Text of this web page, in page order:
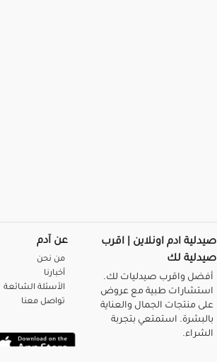
صيدلية ادم اونلاين | اقرب
صيدلية لك
أفضل واقرب صيدليات لك.
استشارات طبية مع عروض
على منتجات الجمال والعناية
بالبشرة. استمتعي بتجربة
الشراء.
عن آدم
من نحن
أخبارنا
الأسئلة الشائعة
تواصل معنا